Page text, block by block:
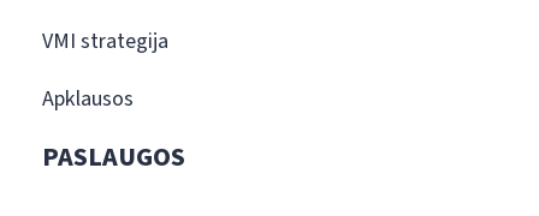
VMI strategija
Apklausos
PASLAUGOS